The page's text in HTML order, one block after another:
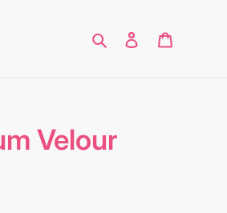
BuscarIngresar
Velour